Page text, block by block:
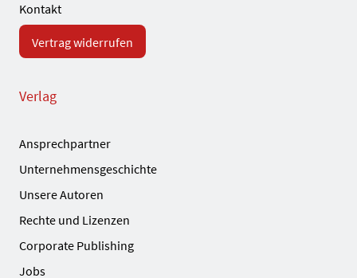
Kontakt
Vertrag widerrufen
Verlag
Ansprechpartner
Unternehmensgeschichte
Unsere Autoren
Rechte und Lizenzen
Corporate Publishing
Jobs